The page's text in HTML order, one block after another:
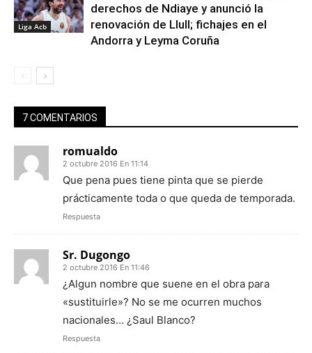
Liga Acb
derechos de Ndiaye y anunció la
renovación de Llull; fichajes en el
Andorra y Leyma Coruña
7 COMENTARIOS
romualdo
2 octubre 2016 En 11:14
Que pena pues tiene pinta que se pierde
prácticamente toda o que queda de temporada.
Respuesta
Sr. Dugongo
2 octubre 2016 En 11:46
¿Algun nombre que suene en el obra para
«sustituirle»? No se me ocurren muchos
nacionales… ¿Saul Blanco?
Respuesta